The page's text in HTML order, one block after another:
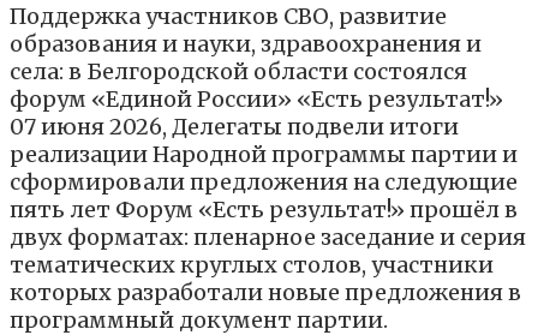
Поддержка участников СВО, развитие
образования и науки, здравоохранения и
села: в Белгородской области состоялся
форум «Единой России» «Есть результат!»
07 июня 2026, Делегаты подвели итоги
реализации Народной программы партии и
сформировали предложения на следующие
пять лет Форум «Есть результат!» прошёл в
двух форматах: пленарное заседание и серия
тематических круглых столов, участники
которых разработали новые предложения в
программный документ партии.